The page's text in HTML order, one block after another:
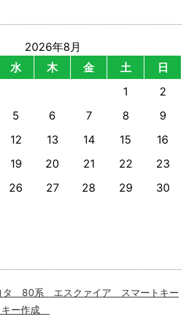
2026年8月
水 木 金 土
日
1
2
5 6 7 8
9
12 13 14 15
16
19 20 21 22
23
26 27 28 29
30
80系 エスクァイア スマートキー
ー作成